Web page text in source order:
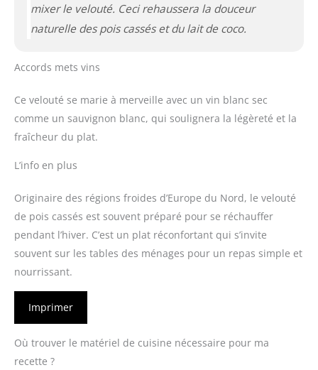
mixer le velouté. Ceci rehaussera la douceur
naturelle des pois cassés et du lait de coco.
Accords mets vins
Ce velouté se marie à merveille avec un vin blanc sec
comme un sauvignon blanc, qui soulignera la légèreté et la
fraîcheur du plat.
L’info en plus
Originaire des régions froides d’Europe du Nord, le velouté
de pois cassés est souvent préparé pour se réchauffer
pendant l’hiver. C’est un plat réconfortant qui s’invite
souvent sur les tables des ménages pour un repas simple et
nourrissant.
Imprimer
Où trouver le matériel de cuisine nécessaire pour ma
recette ?